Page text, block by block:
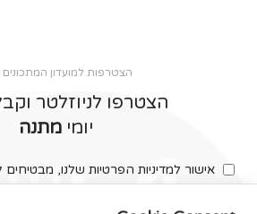
הצטרפות למועדון המתכונים
הצטרפו לניוזלטר
יומי מתנה
אישור למדיניות הפרטיות שלנו,